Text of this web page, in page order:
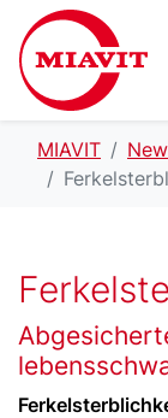
MIAVIT